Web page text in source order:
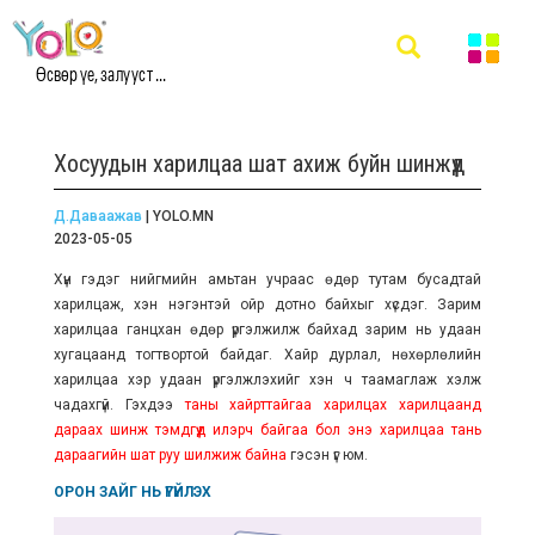
Өсвөр үе, залууст ...
Хосуудын харилцаа шат ахиж буйн шинжүүд
Д.Даваажав | YOLO.MN
2023-05-05
Хүн гэдэг нийгмийн амьтан учраас өдөр тутам бусадтай
харилцаж, хэн нэгэнтэй ойр дотно байхыг хүсдэг. Зарим
харилцаа ганцхан өдөр үргэлжилж байхад зарим нь удаан
хугацаанд тогтвортой байдаг. Хайр дурлал, нөхөрлөлийн
харилцаа хэр удаан үргэлжлэхийг хэн ч таамаглаж хэлж
чадахгүй. Гэхдээтаны хайрттайгаа харилцах харилцаанд
дараах шинж тэмдгүүд илэрч байгаа бол энэ харилцаа тань
дараагийн шат руу шилжиж байна гэсэн үг юм.
ОРОН ЗАЙГ НЬ ҮГҮЙЛЭХ